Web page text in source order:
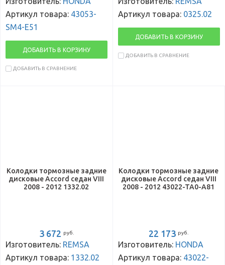
Артикул товара: 43053-
SM4-E51
ДОБАВИТЬ В КОРЗИНУ
ДОБАВИТЬ В СРАВНЕНИЕ
Артикул товара: 0325.02
ДОБАВИТЬ В КОРЗИНУ
ДОБАВИТЬ В СРАВНЕНИЕ
Колодки тормозные задние
дисковые Accord седан VIII
2008 - 2012 1332.02
3 672 руб.
Изготовитель: REMSA
Артикул товара: 1332.02
Колодки тормозные задние
дисковые Accord седан VIII
2008 - 2012 43022-TA0-A81
22 173 руб.
Изготовитель: HONDA
Артикул товара: 43022-